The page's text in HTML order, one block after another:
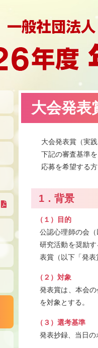
大会発表
大会発表賞（実
下記の審査基準
応募を希望する
1．背景
（１）目的
公認心理師の会
研究活動を奨励
表賞（以下「発
（２）対象
発表賞は、本会
を対象とする。
（３）選考基準
発表抄録、当日